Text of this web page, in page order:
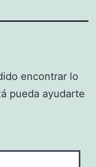
encontrar lo
pueda ayudarte